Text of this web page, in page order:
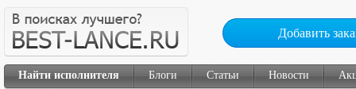
Добавить
Найти исполнителя Блоги Статьи Новости